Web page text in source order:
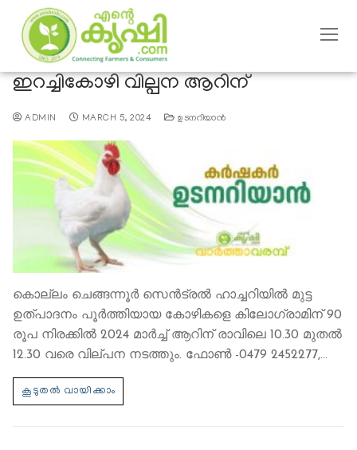
ഇറച്ചികോഴി വില്പന ആറിന്
ADMIN MARCH 5, 2024 ഉടനറിയാന്‍
കൊല്ലം ചെങ്ങന്നൂര്‍ സെന്‍ട്രല്‍ ഹാച്ചറിയില്‍ മുട്ട
ഉത്പാദനം പൂര്‍ത്തിയായ കോഴികളെ കിലോഗ്രാമിന് 90
രൂപ നിരക്കില്‍ 2024 മാര്‍ച്ച് ആറിന് രാവിലെ 10.30 മുതല്‍
12.30 വരെ വില്പന നടത്തും. ഫോണ്‍ -0479 2452277,…